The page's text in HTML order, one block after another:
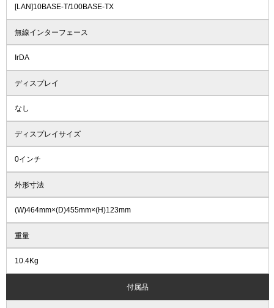
[LAN]10BASE-T/100BASE-TX
無線インターフェース
IrDA
ディスプレイ
なし
ディスプレイサイズ
0インチ
外形寸法
(W)464mm×(D)455mm×(H)123mm
重量
10.4Kg
付属品